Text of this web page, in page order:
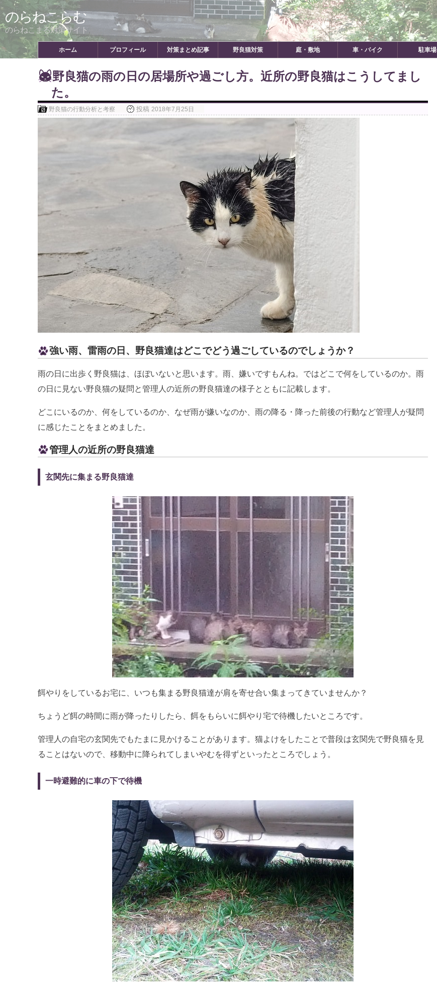
Skip
to
content
のらねこらむ
のらねこまる対策サイト
ホーム プロフィール 対策まとめ記事 野良猫対策 庭・敷地 車・バイク 駐車場
野良猫の雨の日の居場所や過ごし方。近所の野良猫はこうしてまし
た。
野良猫の行動分析と考察 投稿 2018年7月25日
強い雨、雷雨の日、野良猫達はどこでどう過ごしているのでしょうか？
雨の日に出歩く野良猫は、ほぼいないと思います。雨、嫌いですもんね。ではどこで何をしているのか。雨
の日に見ない野良猫の疑問と管理人の近所の野良猫達の様子とともに記載します。
どこにいるのか、何をしているのか、なぜ雨が嫌いなのか、雨の降る・降った前後の行動など管理人が疑問
に感じたことをまとめました。
管理人の近所の野良猫達
玄関先に集まる野良猫達
餌やりをしているお宅に、いつも集まる野良猫達が肩を寄せ合い集まってきていませんか？
ちょうど餌の時間に雨が降ったりしたら、餌をもらいに餌やり宅で待機したいところです。
管理人の自宅の玄関先でもたまに見かけることがあります。猫よけをしたことで普段は玄関先で野良猫を見
ることはないので、移動中に降られてしまいやむを得ずといったところでしょう。
一時避難的に車の下で待機